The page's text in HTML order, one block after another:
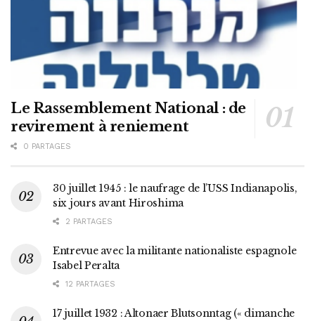
Le Rassemblement National : de
revirement à reniement
0 PARTAGES
30 juillet 1945 : le naufrage de l’USS Indianapolis,
six jours avant Hiroshima
2 PARTAGES
Entrevue avec la militante nationaliste espagnole
Isabel Peralta
12 PARTAGES
17 juillet 1932 : Altonaer Blutsonntag (« dimanche